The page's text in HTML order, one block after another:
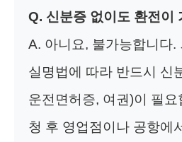
Q. 신분증 없이도 환전이
A. 아니요, 불가능합니다.
실명법에 따라 반드시 신
운전면허증, 여권)이 필요
청 후 영업점이나 공항에